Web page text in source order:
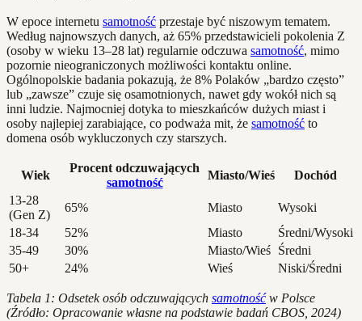
W epoce internetu samotność przestaje być niszowym tematem.
Według najnowszych danych, aż 65% przedstawicieli pokolenia Z
(osoby w wieku 13–28 lat) regularnie odczuwa samotność, mimo
pozornie nieograniczonych możliwości kontaktu online.
Ogólnopolskie badania pokazują, że 8% Polaków „bardzo często”
lub „zawsze” czuje się osamotnionych, nawet gdy wokół nich są
inni ludzie. Najmocniej dotyka to mieszkańców dużych miast i
osoby najlepiej zarabiające, co podważa mit, że samotność to
domena osób wykluczonych czy starszych.
Wiek
Procent odczuwających
samotność
Miasto/Wieś
Dochód
13-28
(Gen Z)
65% Miasto
Wysoki
18-34
52% Miasto
Średni/Wysoki
35-49
30% Miasto/Wieś Średni
50+
24% Wieś Niski/Średni
Tabela 1: Odsetek osób odczuwających samotnośćw Polsce
(Źródło: Opracowanie własne na podstawie badań CBOS, 2024)